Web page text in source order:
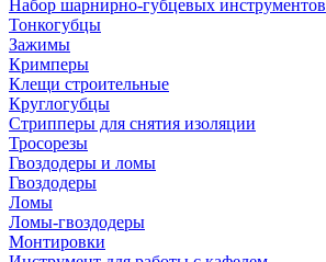
Набор шарнирно-губцевых инструментов
Тонкогубцы
Зажимы
Кримперы
Клещи строительные
Круглогубцы
Стрипперы для снятия изоляции
Тросорезы
Гвоздодеры и ломы
Гвоздодеры
Ломы
Ломы-гвоздодеры
Монтировки